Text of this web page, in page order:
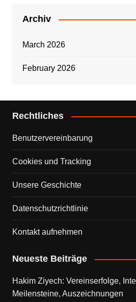
Archiv
March 2026
February 2026
Rechtliches
Benutzervereinbarung
Cookies und Tracking
Unsere Geschichte
Datenschutzrichtlinie
Kontakt aufnehmen
Neueste Beiträge
Hakim Ziyech: Vereinserfolge,
Meilensteine, Auszeichnungen